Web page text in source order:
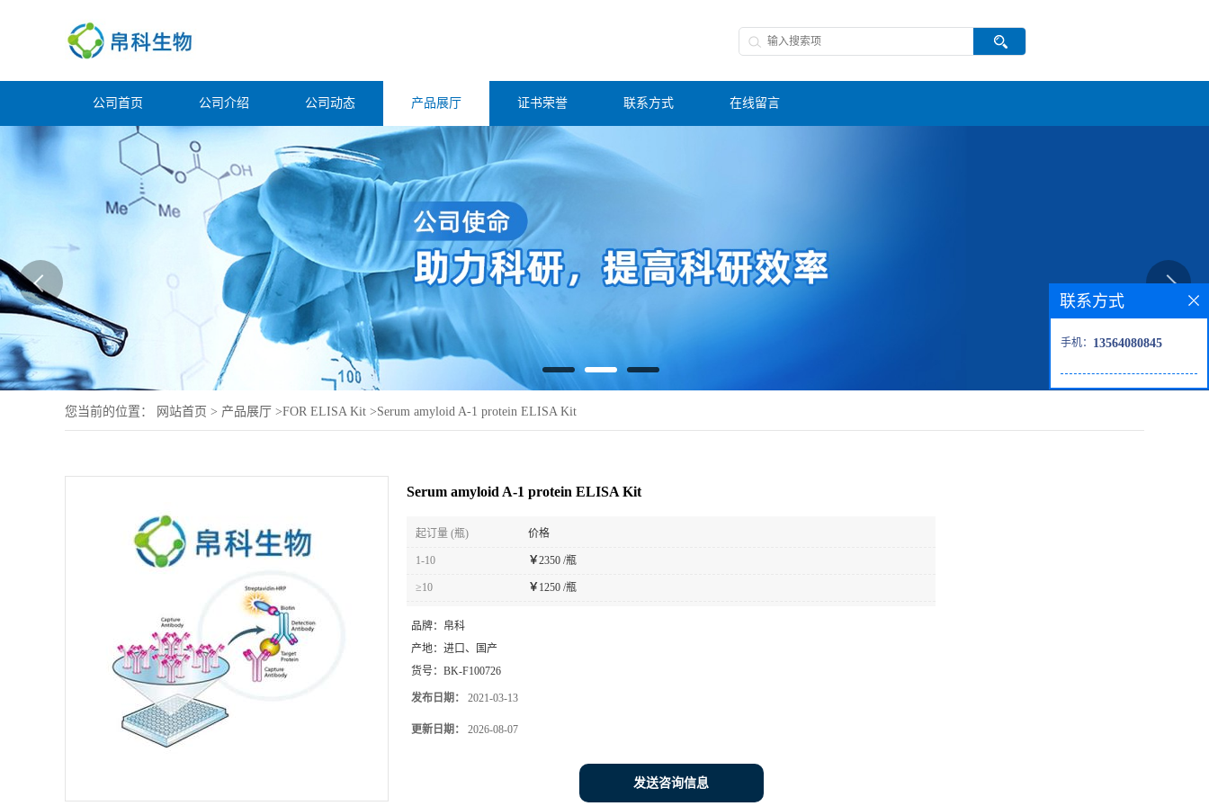
公司首页 公司介绍 公司动态 产品展厅 证书荣誉 联系方式 在线留言
您当前的位置： 网站首页 > 产品展厅 >FOR ELISA Kit >Serum amyloid A-1 protein ELISA Kit
Serum amyloid A-1 protein ELISA Kit
起订量 (瓶) 价格
1-10 ￥2350 /瓶
≥10 ￥1250 /瓶
品牌： 帛科
产地： 进口、国产
货号： BK-F100726
发布日期： 2021-03-13
更新日期： 2026-08-07
发送咨询信息
联系方式
手机： 13564080845